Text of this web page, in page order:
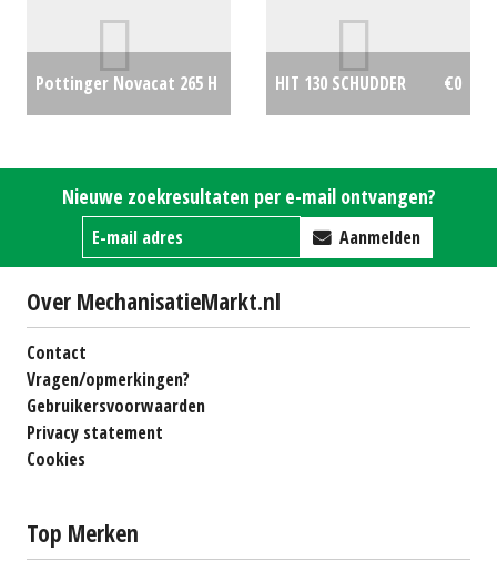
Pottinger Novacat 265 H
HIT 130 SCHUDDER €0
Nieuwe zoekresultaten per e-mail ontvangen?
Aanmelden
Over MechanisatieMarkt.nl
Contact
Vragen/opmerkingen?
Gebruikersvoorwaarden
Privacy statement
Cookies
Top Merken